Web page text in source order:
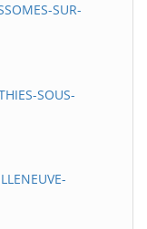
SUR-
SOUS-